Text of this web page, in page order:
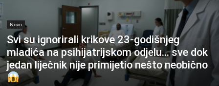
Novo
Svi su ignorirali krikove 23-godišnjeg
mladića na psihijatrijskom odjelu… sve dok
jedan liječnik nije primijetio nešto neobično